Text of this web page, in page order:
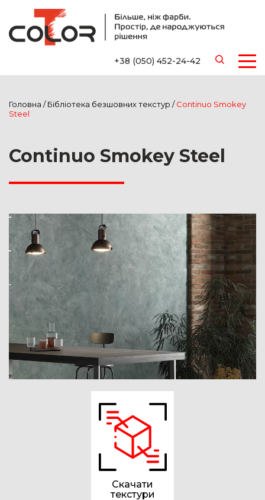
+38 (050) 452-24-42
Головна /Бібліотека безшовних текстур /Continuo Smokey
Steel
Continuo Smokey Steel
Скачати
текстури